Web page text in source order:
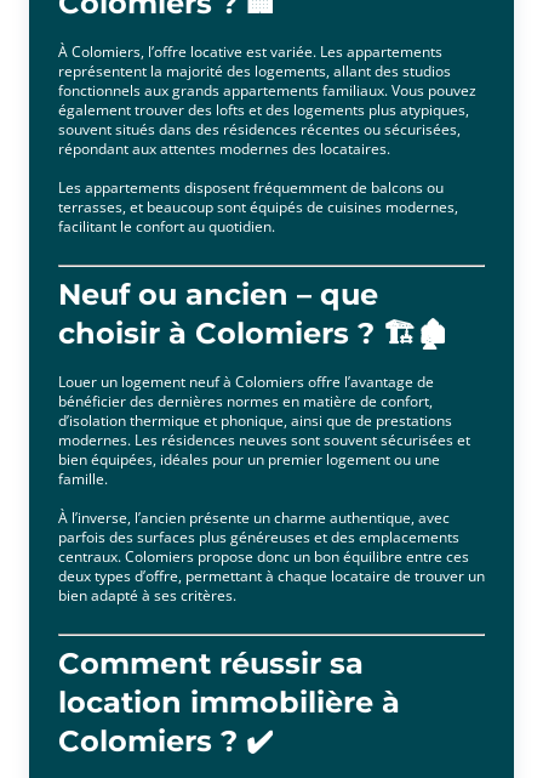
À Colomiers, l’offre locative est variée. Les appartements
représentent la majorité des logements, allant des studios
fonctionnels aux grands appartements familiaux. Vous pouvez
également trouver des lofts et des logements plus atypiques,
souvent situés dans des résidences récentes ou sécurisées,
répondant aux attentes modernes des locataires.
Les appartements disposent fréquemment de balcons ou
terrasses, et beaucoup sont équipés de cuisines modernes,
facilitant le confort au quotidien.
Neuf ou ancien – que
choisir à Colomiers ? 🏗️🏚️
Louer un logement neuf à Colomiers offre l’avantage de
bénéficier des dernières normes en matière de confort,
d’isolation thermique et phonique, ainsi que de prestations
modernes. Les résidences neuves sont souvent sécurisées et
bien équipées, idéales pour un premier logement ou une
famille.
À l’inverse, l’ancien présente un charme authentique, avec
parfois des surfaces plus généreuses et des emplacements
centraux. Colomiers propose donc un bon équilibre entre ces
deux types d’offre, permettant à chaque locataire de trouver un
bien adapté à ses critères.
Comment réussir sa
location immobilière à
Colomiers ? ✔️